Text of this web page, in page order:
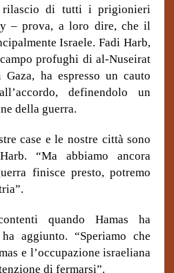
rilascio di tutti i prigionieri
– prova, a loro dire, che il
Israele. Fadi Harb,
profughi di al-Nuseirat
ha espresso un cauto
definendolo un
della guerra.
case e le nostre città sono
“Ma abbiamo ancora
finisce presto, potremo
quando Hamas ha
aggiunto. “Speriamo che
e l’occupazione israeliana
di fermarsi”.